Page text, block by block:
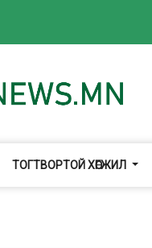
ТОГТВОРТОЙ ХӨГЖИЛ